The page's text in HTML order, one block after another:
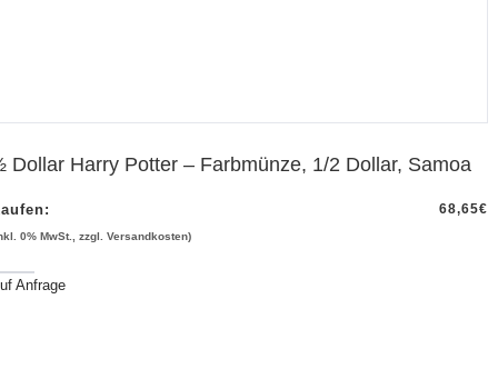
Dollar Harry Potter – Farbmünze, 1/2 Dollar, Samoa
68,65€
0% MwSt., zzgl. Versandkosten)
Anfrage